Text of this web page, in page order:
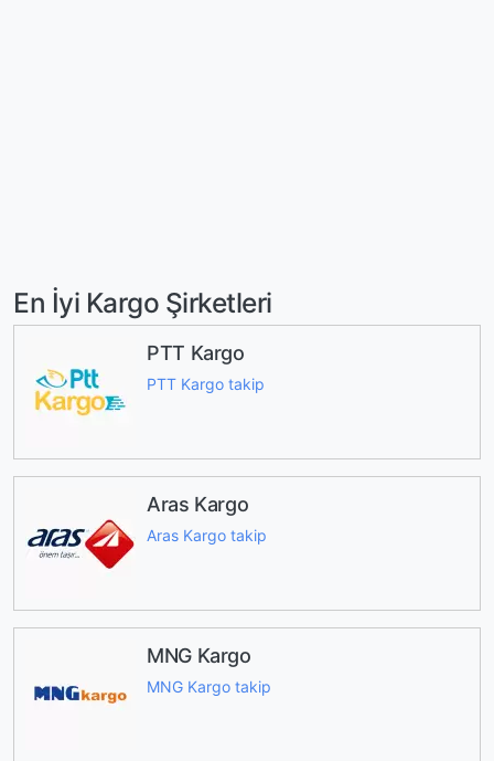
En İyi Kargo Şirketleri
PTT Kargo
PTT Kargo takip
Aras Kargo
Aras Kargo takip
MNG Kargo
MNG Kargo takip